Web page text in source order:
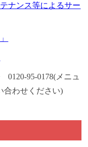
ナンス等によるサー
95-0178(メニュ
合わせください)